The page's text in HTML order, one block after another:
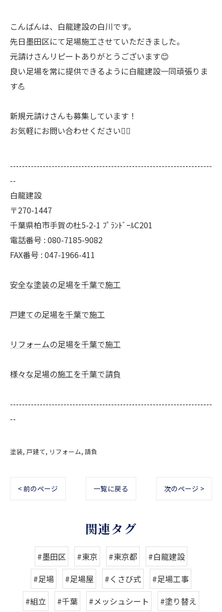
こんばんは、白龍建設の白川です。
先日墨田区にて足場施工させていただきました。
元請けさんリピートありがとうございます😊
良い足場を常に提供できるように白龍建設一同頑張りま
す💪
新規元請けさんも募集しています！
お気軽にお問い合わせください🙇‍♂️
--------------------------------------------------------------------
--
白龍建設
〒270-1447
千葉県柏市手賀の杜5-2-1 ﾌﾟﾗﾝﾄﾞｰﾙC201
電話番号 : 080-7185-9082
FAX番号 : 047-1966-411
安全な塗装の足場を千葉で施工
戸建ての足場を千葉で施工
リフォームの足場を千葉で施工
様々な足場の施工を千葉で請負
--------------------------------------------------------------------
--
塗装 戸建て リフォーム 請負
< 前のページ 一覧に戻る 次のページ >
関連タグ
#墨田区 #東京 #東京都
#白龍建設
#足場
#足場屋 #くさび式
#足場工事
#組立
#千葉 #メッシュシート #塗り替え